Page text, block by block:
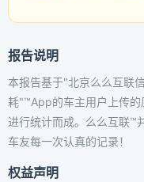
报告说明
本报告基于"北京么么互联
耗"™App的车主用户上传
进行统计而成。么么互联™
车友每一次认真的记录！
权益声明